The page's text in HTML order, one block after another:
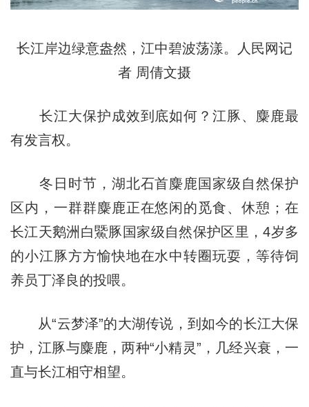
长江岸边绿意盎然，江中碧波荡漾。人民网记
者 周倩文摄
长江大保护成效到底如何？江豚、麋鹿最
有发言权。
冬日时节，湖北石首麋鹿国家级自然保护
区内，一群群麋鹿正在悠闲的觅食、休憩；在
长江天鹅洲白鱀豚国家级自然保护区里，4岁多
的小江豚方方愉快地在水中转圈玩耍，等待饲
养员丁泽良的投喂。
从“云梦泽”的大湖传说，到如今的长江大保
护，江豚与麋鹿，两种“小精灵”，几经兴衰，一
直与长江相守相望。